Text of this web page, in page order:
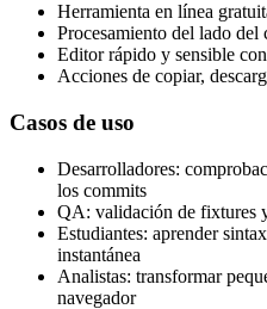
Herramienta en línea
Procesamiento del lado
Editor rápido y sensible
Acciones de copiar,
Casos de uso
Desarrolladores:
los commits
QA: validación de fixtures
Estudiantes: aprender
instantánea
Analistas: transformar
navegador